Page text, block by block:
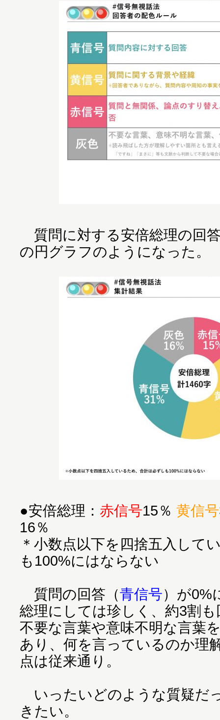
質問に対する安倍総理の回
の円グラフのようになった。
●安倍総理： 赤信号15％ 黄信号
16％
＊小数点以下を四捨五入して
も100%にはならない
質問の回答（青信号）が0%
総理にしては珍しく、約3割
不要な言葉や意味不明な言葉
あり、何を言っているのか理
点は従来通り。
いったいどのような質疑だ
きたい。